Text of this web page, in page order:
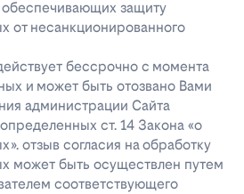
защиту
от несанкционированного
бессрочно с момента
и может быть отозвано Вами
администрации Сайта
ст. 14 Закона «о
отзыв согласия на обработку
может быть осуществлен путем
соответствующего